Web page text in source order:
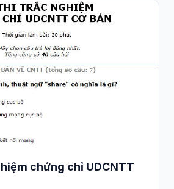
chứng chỉ UDCNTT